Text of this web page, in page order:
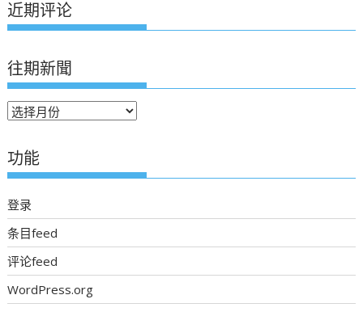
近期评论
往期新聞
往
新
聞
功能
登录
条目feed
评论feed
WordPress.org